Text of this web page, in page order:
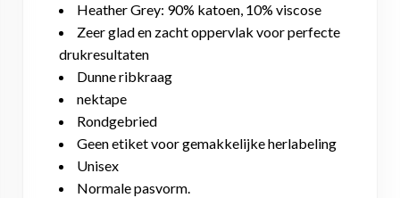
Heather Grey: 90% katoen, 10% viscose
Zeer glad en zacht oppervlak voor perfecte
drukresultaten
Dunne ribkraag
nektape
Rondgebried
Geen etiket voor gemakkelijke herlabeling
Unisex
Normale pasvorm.